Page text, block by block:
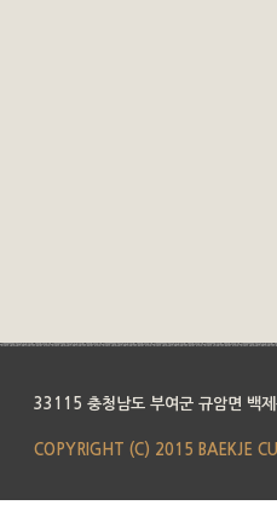
33115 충청남도 부여군 규암면 백
COPYRIGHT (C) 2015 BAEKJE